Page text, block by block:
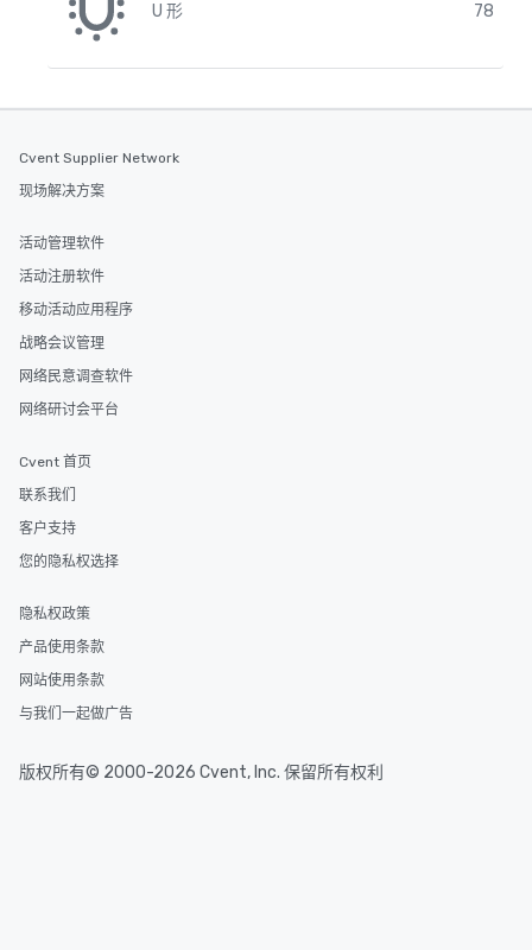
U 形 78
Cvent Supplier Network
现场解决方案
活动管理软件
活动注册软件
移动活动应用程序
战略会议管理
网络民意调查软件
网络研讨会平台
Cvent 首页
联系我们
客户支持
您的隐私权选择
隐私权政策
产品使用条款
网站使用条款
与我们一起做广告
版权所有© 2000-2026 Cvent, Inc. 保留所有权利